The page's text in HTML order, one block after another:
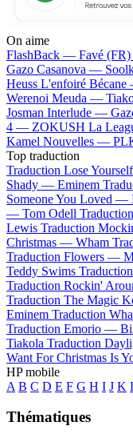
On aime
FlashBack — Favé (FR)
Gazo Casanova —
Heuss L'enfoiré
Werenoi Meuda —
Josman Interlude —
4 — ZOKUSH La
Kamel Nouvelles —
Top traduction
Traduction Lose
Shady — Eminem
Someone You Loved —
— Tom Odell
Lewis Traduction
Christmas — Wham
Traduction Flowers —
Teddy Swims
Traduction Rockin'
Traduction The Magic
Eminem Traduction
Traduction Emorio —
Tiakola Traduction
Want For Christmas Is
HP mobile
A B C D E F G H I J K
Thématiques